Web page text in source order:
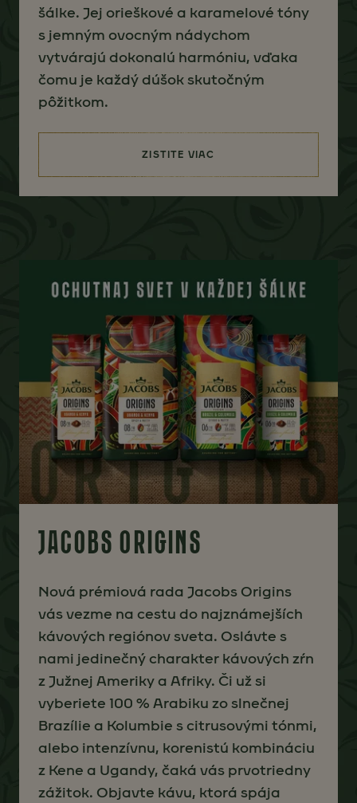
šálke. Jej orieškové a karamelové tóny
s jemným ovocným nádychom
vytvárajú dokonalú harmóniu, vďaka
čomu je každý dúšok skutočným
pôžitkom.
ZISTITE VIAC
JACOBS ORIGINS
Nová prémiová rada Jacobs Origins
vás vezme na cestu do najznámejších
kávových regiónov sveta. Oslávte s
nami jedinečný charakter kávových zŕn
z Južnej Ameriky a Afriky. Či už si
vyberiete 100 % Arabiku zo slnečnej
Brazílie a Kolumbie s citrusovými tónmi,
alebo intenzívnu, korenistú kombináciu
z Kene a Ugandy, čaká vás prvotriedny
zážitok. Objavte kávu, ktorá spája